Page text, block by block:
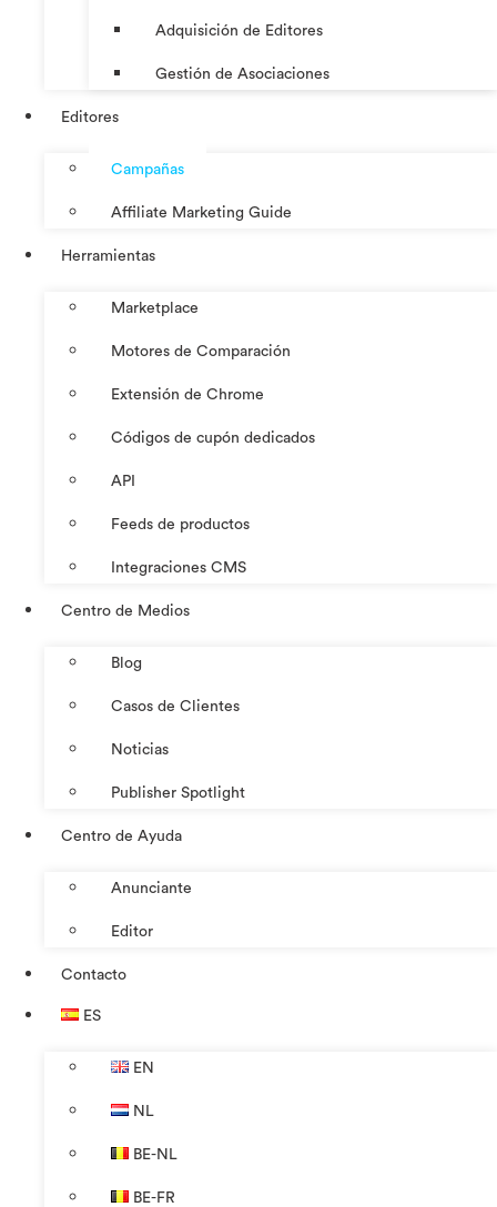
Adquisición de Editores
Gestión de Asociaciones
Editores
Campañas
Affiliate Marketing Guide
Herramientas
Marketplace
Motores de Comparación
Extensión de Chrome
Códigos de cupón dedicados
API
Feeds de productos
Integraciones CMS
Centro de Medios
Blog
Casos de Clientes
Noticias
Publisher Spotlight
Centro de Ayuda
Anunciante
Editor
Contacto
ES
EN
NL
BE-NL
BE-FR